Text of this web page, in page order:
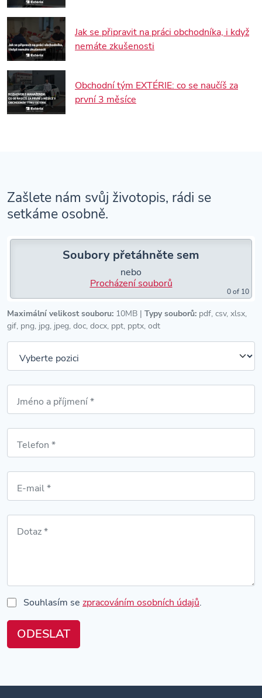
Jak se připravit na práci obchodníka, i když
nemáte zkušenosti
Obchodní tým EXTÉRIE: co se naučíš za
první 3 měsíce
Zašlete nám svůj životopis, rádi se
setkáme osobně.
Soubory přetáhněte sem
nebo
Procházení souborů
0of 10
Maximální velikost souboru: 10MB | Typy souborů: pdf, csv, xlsx,
gif, png, jpg, jpeg, doc, docx, ppt, pptx, odt
Souhlasím se zpracováním osobních údajů.